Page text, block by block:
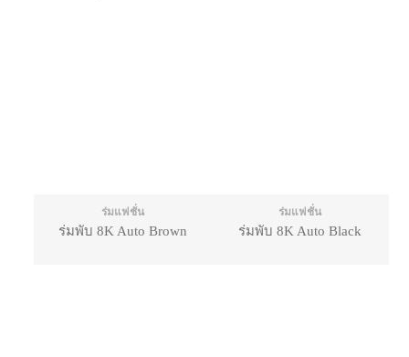
ร่มแฟชั่น
ร่มพับ 8K Auto Brown
ร่มแฟชั่น
ร่มพับ 8K Auto Black